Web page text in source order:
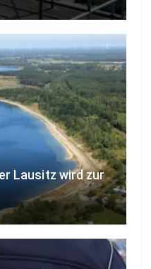
Lausitz wird zur